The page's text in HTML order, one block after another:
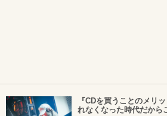
『CDを買うことのメリ
れなくなった時代だから